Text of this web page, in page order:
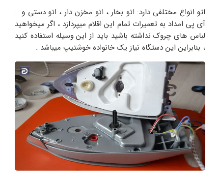
اتو انواع مختلفی دارد: اتو بخار ، اتو مخزن دار ، اتو دستی و …
آی پی امداد به تعمیرات تمام این اقلام میپردازد ، اگر میخواهید
لباس های چروک نداشته باشید باید از این وسیله استفاده کنید
، بنابراین این دستگاه نیاز یک خانواده خوشتیپ میباشد .